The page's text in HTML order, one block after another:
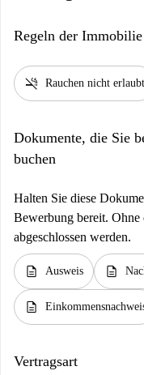
Regeln der Immobilie
smoke_free Rauchen nicht erlaubt
Dokumente, die Sie
buchen
Halten Sie diese
Bewerbung bereit.
abgeschlossen werden.
description Ausweis description
description
Vertragsart